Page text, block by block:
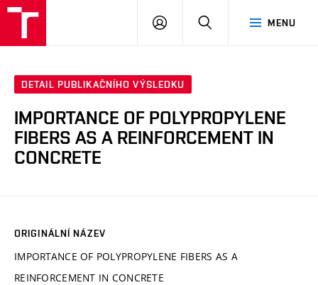
MENU
PŘIHLÁSIT
DETAIL PUBLIKAČNÍHO VÝSLEDKU
IMPORTANCE OF POLYPROPYLENE
FIBERS AS A REINFORCEMENT IN
CONCRETE
ORIGINÁLNÍ NÁZEV
IMPORTANCE OF POLYPROPYLENE FIBERS AS A
REINFORCEMENT IN CONCRETE